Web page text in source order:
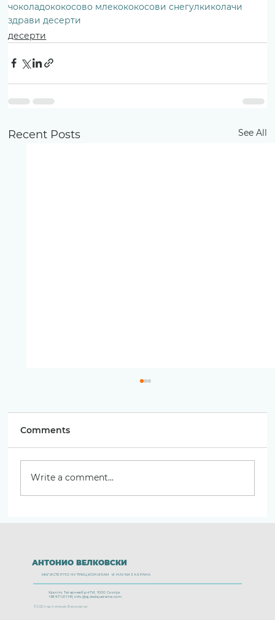
чоколадококосово млекококосови снегулкиколачи
здрави десерти
десерти
Recent Posts See All
Comments
Write a comment...
АНТОНИО ВЕЛКОВСКИ
МАГИСТЕР ПО НУТРИЦИОНИЗАМ И НАУКИ ЗА ХРАНА
Христо Татарчев бр.47И, 1000 Скопје
+389 71 211 191; info@ajdedajademe.com
© 2024 од Антонио Велковски